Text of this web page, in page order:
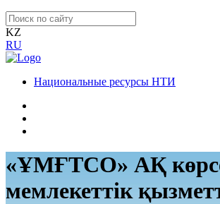
KZ
RU
Национальные ресурсы НТИ
«ҰМҒТСО» АҚ
мемлекеттік